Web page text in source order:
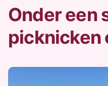
Onder een
picknicken